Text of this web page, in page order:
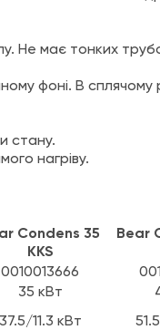
Не має тонких
фоні. В сплячому
стану.
нагріву.
Condens 35
KKS
Bear
0010013666
35 кВт
37.5/11.3 кВт